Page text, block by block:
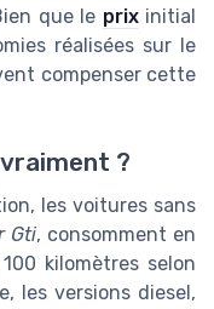
que le prixinitial
réalisées sur le
compenser cette
?
les voitures sans
Gti, consomment en
kilomètres selon
les versions diesel,